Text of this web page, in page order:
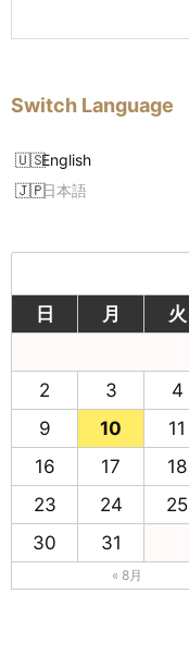
Switch Language
English
日本語
日
月 火
2
3 4
9
10 11
16
17 18
23
24 25
30
31
« 8月